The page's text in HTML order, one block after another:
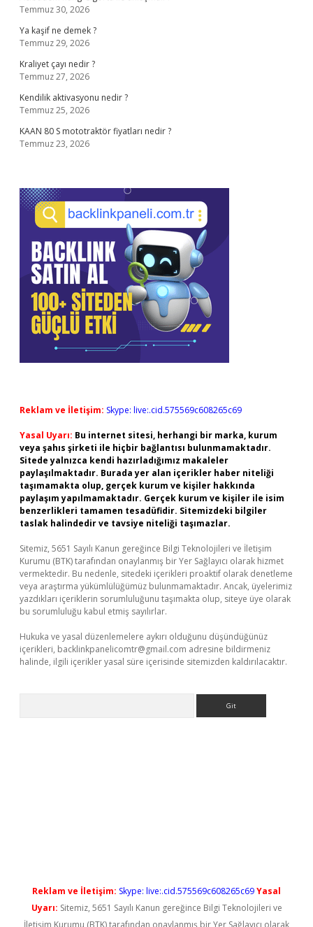
Temmuz 30, 2026
Ya kaşif ne demek ?
Temmuz 29, 2026
Kraliyet çayı nedir ?
Temmuz 27, 2026
Kendilik aktivasyonu nedir ?
Temmuz 25, 2026
KAAN 80 S mototraktör fiyatları nedir ?
Temmuz 23, 2026
Reklam ve İletişim: Skype: live:.cid.575569c608265c69
Yasal Uyarı: Bu internet sitesi, herhangi bir marka, kurum
veya şahıs şirketi ile hiçbir bağlantısı bulunmamaktadır.
Sitede yalnızca kendi hazırladığımız makaleler
paylaşılmaktadır. Burada yer alan içerikler haber niteliği
taşımamakta olup, gerçek kurum ve kişiler hakkında
paylaşım yapılmamaktadır. Gerçek kurum ve kişiler ile isim
benzerlikleri tamamen tesadüfidir. Sitemizdeki bilgiler
taslak halindedir ve tavsiye niteliği taşımazlar.
Sitemiz, 5651 Sayılı Kanun gereğince Bilgi Teknolojileri ve İletişim
Kurumu (BTK) tarafından onaylanmış bir Yer Sağlayıcı olarak hizmet
vermektedir. Bu nedenle, sitedeki içerikleri proaktif olarak denetleme
veya araştırma yükümlülüğümüz bulunmamaktadır. Ancak, üyelerimiz
yazdıkları içeriklerin sorumluluğunu taşımakta olup, siteye üye olarak
bu sorumluluğu kabul etmiş sayılırlar.
Hukuka ve yasal düzenlemelere aykırı olduğunu düşündüğünüz
içerikleri, backlinkpanelicomtr@gmail.com adresine bildirmeniz
halinde, ilgili içerikler yasal süre içerisinde sitemizden kaldırılacaktır.
Reklam ve İletişim: Skype: live:.cid.575569c608265c69Yasal
Uyarı: Sitemiz, 5651 Sayılı Kanun gereğince Bilgi Teknolojileri ve
İletişim Kurumu (BTK) tarafından onaylanmış bir Yer Sağlayıcı olarak